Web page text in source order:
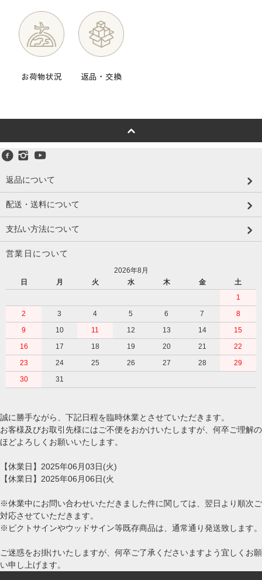
お荷物状況 返品・交換
返品について
配送・送料について
支払い方法について
営業日について
2026年8月
日
月 火 水 木 金
土
1
2
3 4 5 6 7
8
9
10 11 12 13 14
15
16
17 18 19 20 21
22
23
24 25 26 27 28
29
30
31
誠に勝手ながら、下記日程を臨時休業とさせていただきます。
お客様及びお取引先様にはご不便をおかけいたしますが、何卒ご理解の
ほどよろしくお願いいたします。
【休業日】2025年06月03日(火)
【休業日】2025年06月06日(火
※休業中にお問い合わせいただきました件に関しては、翌日より順次ご
対応させていただきます。
※ピクトサインやウッドサイン等既存商品は、通常通り発送致します。
ご迷惑をお掛けいたしますが、何卒ご了承くださいますよう宜しくお願
い申し上げます。